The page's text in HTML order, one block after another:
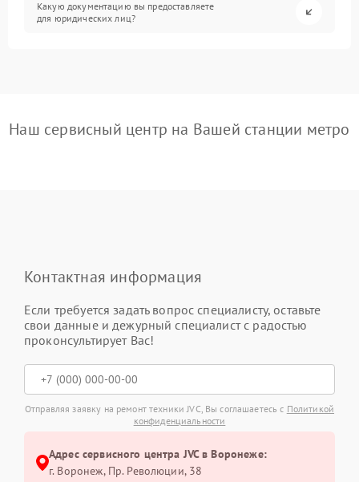
Какую документацию вы предоставляете
для юридических лиц?
Наш сервисный центр на Вашей станции метро
Контактная информация
Если требуется задать вопрос специалисту, оставьте
свои данные и дежурный специалист с радостью
проконсультирует Вас!
Отправляя заявку на ремонт техники JVC, Вы соглашаетесь с Политикой
конфиденциальности
Адрес сервисного центра JVC в Воронеже:
г. Воронеж, Пр. Революции, 38